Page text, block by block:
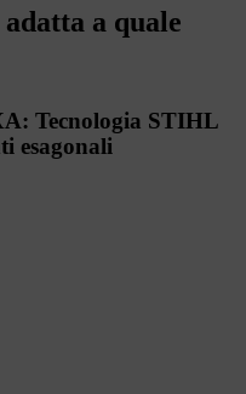
a quale
Tecnologia STIHL
esagonali